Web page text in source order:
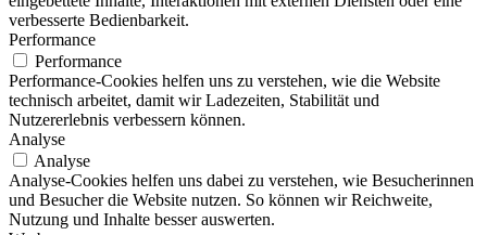
verbesserte Bedienbarkeit.
Performance
Performance
Performance-Cookies helfen uns zu verstehen, wie die Website
technisch arbeitet, damit wir Ladezeiten, Stabilität und
Nutzererlebnis verbessern können.
Analyse
Analyse
Analyse-Cookies helfen uns dabei zu verstehen, wie Besucherinnen
und Besucher die Website nutzen. So können wir Reichweite,
Nutzung und Inhalte besser auswerten.